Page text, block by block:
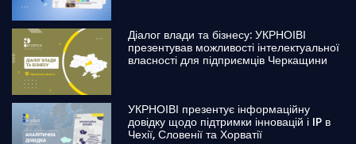
Діалог влади та бізнесу: УКРНОІВІ
презентував можливості інтелектуальної
власності для підприємців Черкащини
УКРНОІВІ презентує інформаційну
довідку щодо підтримки інновацій і IP в
Чехії, Словенії та Хорватії